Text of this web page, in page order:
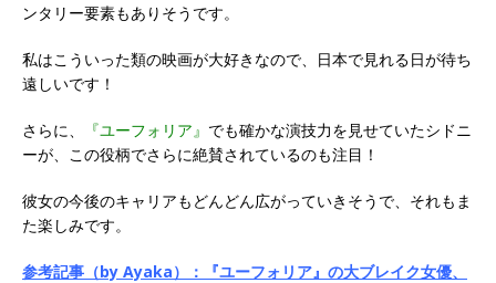
ンタリー要素もありそうです。
私はこういった類の映画が大好きなので、日本で見れる日が待ち
遠しいです！
さらに、 『ユーフォリア』 でも確かな演技力を見せていたシドニ
ーが、この役柄でさらに絶賛されているのも注目！
彼女の今後のキャリアもどんどん広がっていきそうで、それもま
た楽しみです。
参考記事（by Ayaka）：『ユーフォリア』の大ブレイク女優、